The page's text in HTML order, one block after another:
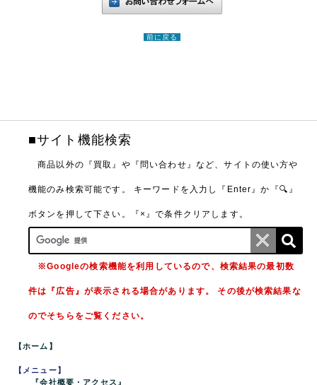
前に戻る
■サイト機能検索
商品以外の『買取』や『問い合わせ』など、サイトの使い方や
機能のみ検索可能です。 キーワードを入力し『Enter』か『🔍』
ボタンを押して下さい。『×』で条件クリアします。
※Googleの検索機能を利用しているので、検索結果の最初数
件は『広告』が表示される場合があります。 その後が検索結果な
のでそちらをご覧ください。
【ホーム】
【メニュー】
『会社概要・アクセス』